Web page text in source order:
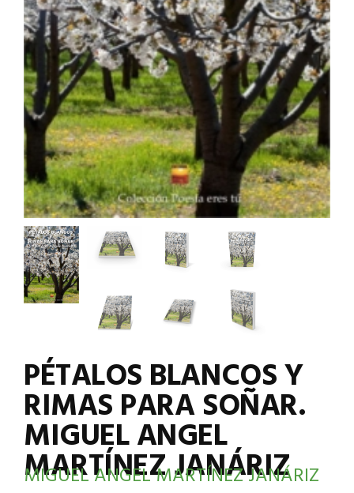
PÉTALOS BLANCOS Y
RIMAS PARA SOÑAR.
MIGUEL ANGEL
MARTÍNEZ JANÁRIZ
MIGUEL ANGEL MARTÍNEZ JANÁRIZ